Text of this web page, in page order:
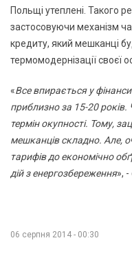
Польщі утеплені. Такого
застосовуючи механізм
кредиту, який мешканці
термомодернізації своєї
«Все впирається у
приблизно за 15-20
термін окупності. Тому,
мешканців складно. Але,
тарифів до економічно
дій з енергозбереження»,
06 серпня 2014 - 00:30